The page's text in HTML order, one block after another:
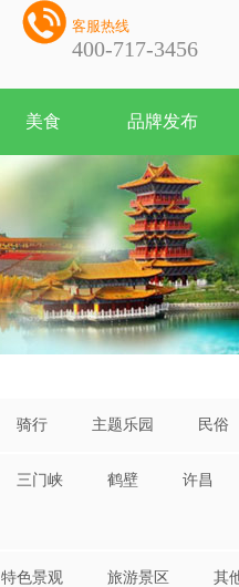
 客服热线
400-717-3456
美食 品牌发布
骑行 主题乐园 民俗
三门峡 鹤壁 许昌
特色景观 旅游景区 其